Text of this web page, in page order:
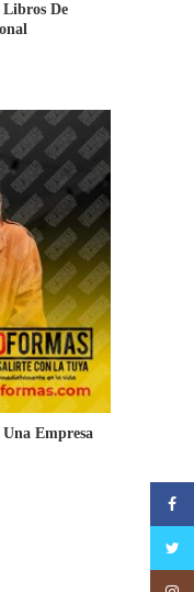
Libros De
Empresa